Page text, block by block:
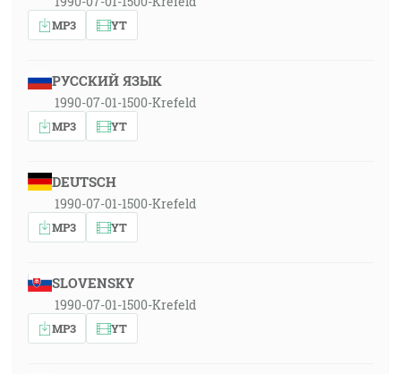
MP3 YT
РУССКИЙ ЯЗЫК
1990-07-01-1500-Krefeld
MP3 YT
DEUTSCH
1990-07-01-1500-Krefeld
MP3 YT
SLOVENSKY
1990-07-01-1500-Krefeld
MP3 YT